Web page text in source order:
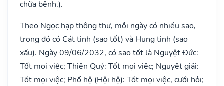
chữa bệnh.).
Theo Ngọc hạp thông thư, mỗi ngày có nhiều sao,
trong đó có Cát tinh (sao tốt) và Hung tinh (sao
xấu). Ngày 09/06/2032, có sao tốt là Nguyệt Đức:
Tốt mọi việc; Thiên Quý: Tốt mọi việc; Nguyệt giải:
Tốt mọi việc; Phổ hộ (Hội hộ): Tốt mọi việc, cưới hỏi;